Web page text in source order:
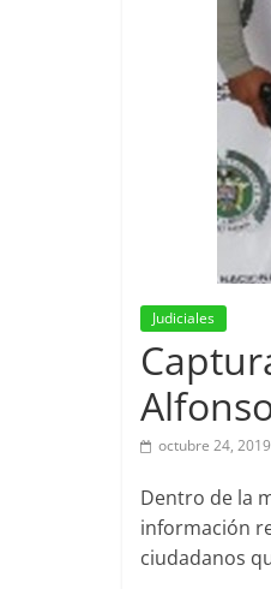
Judiciales
octubre 24, 2019
Dentro de la
información
ciudadanos